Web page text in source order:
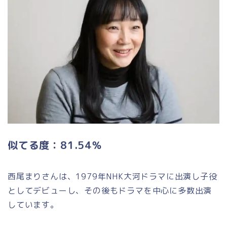
似てる度：81.54％
西尾まりさんは、1979年NHK大河ドラマに出演し子役
としてデビューし、その後もドラマを中心に多数出演
しています。